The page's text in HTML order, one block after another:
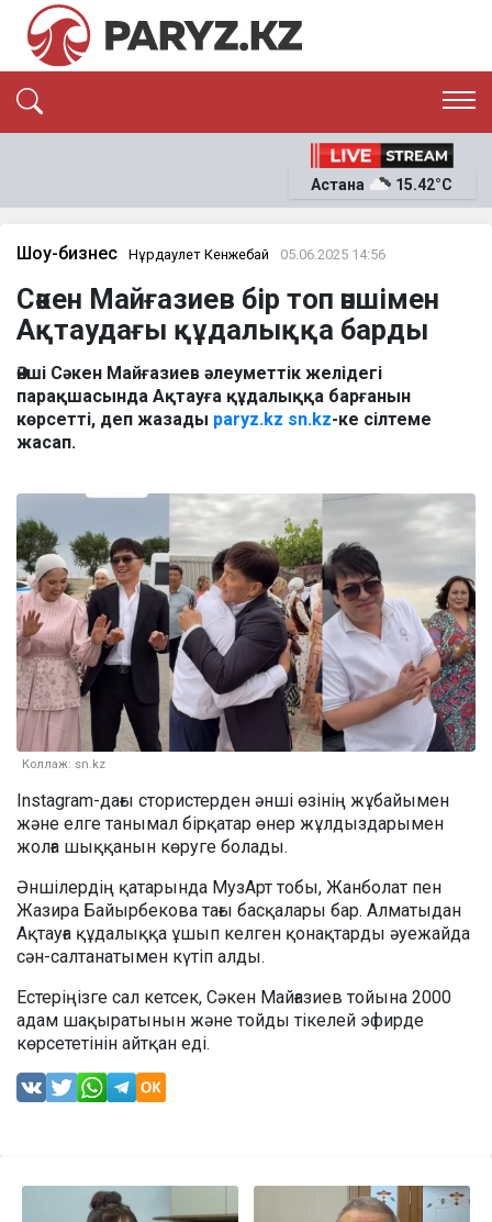
ЭКОНОМИКА
ОҚИҒА
News
Астана 15.42°C
Шоу-бизнес Нұрдаулет Кенжебай 05.06.2025 14:56
Сәкен Майғазиев бір топ әншімен
Ақтаудағы құдалыққа барды
Әнші Сәкен Майғазиев әлеуметтік желідегі
парақшасында Ақтауға құдалыққа барғанын
көрсетті, деп жазады paryz.kz sn.kz-ке сілтеме
жасап.
Коллаж: sn.kz
Instagram-дағы стористерден әнші өзінің жұбайымен
және елге танымал бірқатар өнер жұлдыздарымен
жолға шыққанын көруге болады.
Әншілердің қатарында МузАрт тобы, Жанболат пен
Жазира Байырбекова тағы басқалары бар. Алматыдан
Ақтауға құдалыққа ұшып келген қонақтарды әуежайда
сән-салтанатымен күтіп алды.
Естеріңізге сал кетсек, Сәкен Майғазиев тойына 2000
адам шақыратынын және тойды тікелей эфирде
көрсететінін айтқан еді.